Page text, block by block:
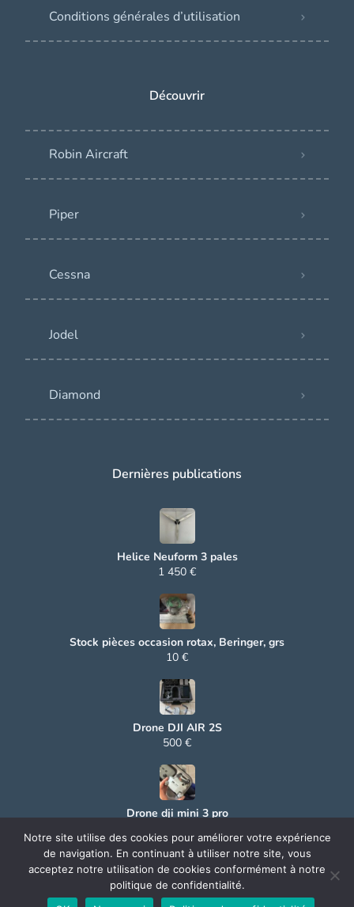
Conditions générales d’utilisation
Découvrir
Robin Aircraft
Piper
Cessna
Jodel
Diamond
Dernières publications
Helice Neuform 3 pales
1 450 €
Stock pièces occasion rotax, Beringer, grs
10 €
Drone DJI AIR 2S
500 €
Drone dji mini 3 pro
Notre site utilise des cookies pour améliorer votre expérience
de navigation. En continuant à utiliser notre site, vous
acceptez notre utilisation de cookies conformément à notre
politique de confidentialité.